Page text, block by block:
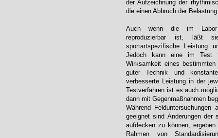
der Aufzeichnung der
die einen Abbruch der
Auch wenn die im Labor
reproduzierbar ist, läßt
sportartspezifische Leistung
Jedoch kann eine im Test
Wirksamkeit eines
guter Technik und
verbesserte Leistung in der
Testverfahren ist es auch
dann mit Gegenmaßnahmen
Während Felduntersuchungen
geeignet sind Änderungen der
aufdecken zu können,
Rahmen von